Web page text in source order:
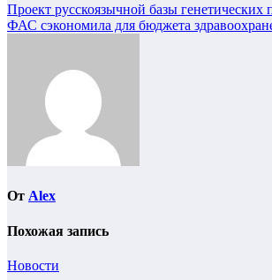
Проект русскоязычной базы
ФАС сэкономила для бюджета
От Alex
Похожая запись
Новости